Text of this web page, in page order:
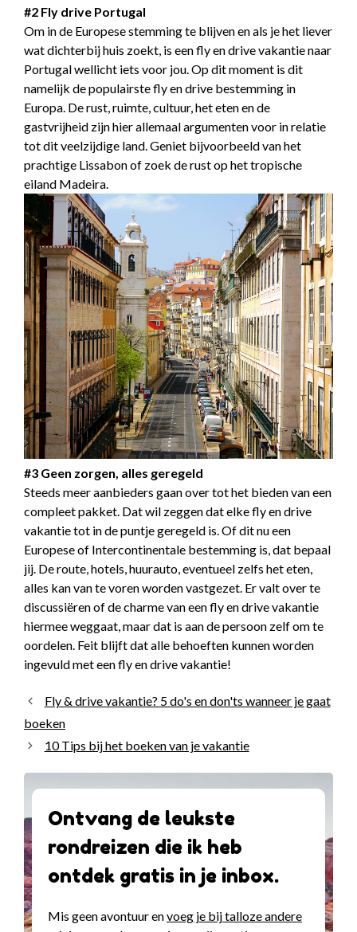
#2 Fly drive Portugal
Om in de Europese stemming te blijven en als je het liever
wat dichterbij huis zoekt, is een fly en drive vakantie naar
Portugal wellicht iets voor jou. Op dit moment is dit
namelijk de populairste fly en drive bestemming in
Europa. De rust, ruimte, cultuur, het eten en de
gastvrijheid zijn hier allemaal argumenten voor in relatie
tot dit veelzijdige land. Geniet bijvoorbeeld van het
prachtige Lissabon of zoek de rust op het tropische
eiland Madeira.
#3 Geen zorgen, alles geregeld
Steeds meer aanbieders gaan over tot het bieden van een
compleet pakket. Dat wil zeggen dat elke fly en drive
vakantie tot in de puntje geregeld is. Of dit nu een
Europese of Intercontinentale bestemming is, dat bepaal
jij. De route, hotels, huurauto, eventueel zelfs het eten,
alles kan van te voren worden vastgezet. Er valt over te
discussiëren of de charme van een fly en drive vakantie
hiermee weggaat, maar dat is aan de persoon zelf om te
oordelen. Feit blijft dat alle behoeften kunnen worden
ingevuld met een fly en drive vakantie!
Fly & drive vakantie? 5 do's en don'ts wanneer je gaat
boeken
10 Tips bij het boeken van je vakantie
Ontvang de leukste
rondreizen die ik heb
ontdek gratis in je inbox.
Mis geen avontuur envoeg je bij talloze andere